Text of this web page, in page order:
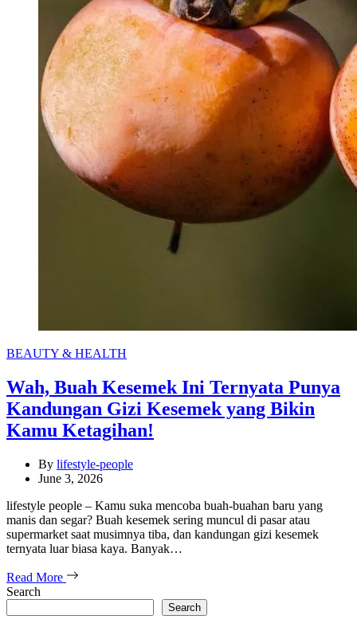
Categories
BEAUTY & HEALTH
Wah, Buah Kesemek Ini Ternyata Punya
Kandungan Gizi Kesemek yang Bikin
Kamu Ketagihan!
By lifestyle-people
June 3, 2026
lifestyle people – Kamu suka mencoba buah-buahan baru yang
manis dan segar? Buah kesemek sering muncul di pasar atau
supermarket saat musimnya tiba, dan kandungan gizi kesemek
ternyata luar biasa kaya. Banyak…
Read More
Search
Search